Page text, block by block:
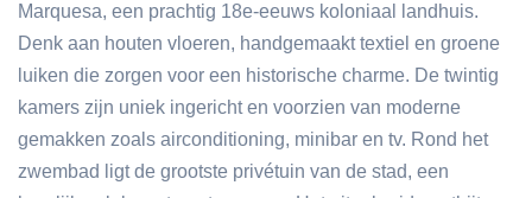
Marquesa, een prachtig 18e-eeuws koloniaal landhuis.
Denk aan houten vloeren, handgemaakt textiel en groene
luiken die zorgen voor een historische charme. De twintig
kamers zijn uniek ingericht en voorzien van moderne
gemakken zoals airconditioning, minibar en tv. Rond het
zwembad ligt de grootste privétuin van de stad, een